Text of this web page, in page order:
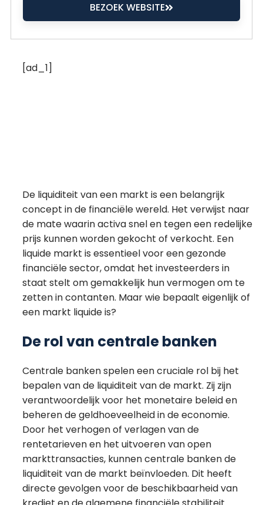
BEZOEK WEBSITE
[ad_1]
De liquiditeit van een markt is een belangrijk
concept in de financiële wereld. Het verwijst naar
de mate waarin activa snel en tegen een redelijke
prijs kunnen worden gekocht of verkocht. Een
liquide markt is essentieel voor een gezonde
financiële sector, omdat het investeerders in
staat stelt om gemakkelijk hun vermogen om te
zetten in contanten. Maar wie bepaalt eigenlijk of
een markt liquide is?
De rol van centrale banken
Centrale banken spelen een cruciale rol bij het
bepalen van de liquiditeit van de markt. Zij zijn
verantwoordelijk voor het monetaire beleid en
beheren de geldhoeveelheid in de economie.
Door het verhogen of verlagen van de
rentetarieven en het uitvoeren van open
markttransacties, kunnen centrale banken de
liquiditeit van de markt beïnvloeden. Dit heeft
directe gevolgen voor de beschikbaarheid van